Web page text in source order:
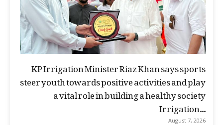
KP Irrigation Minister Riaz Khan says sports
steer youth towards positive activities and play
a vital role in building a healthy society
Irrigation...
August 7, 2026